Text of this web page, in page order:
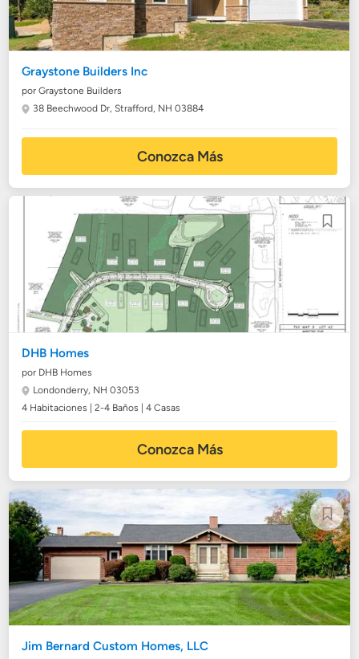
Graystone Builders Inc
por Graystone Builders
38 Beechwood Dr,Strafford, NH 03884
Conozca Más
DHB Homes
por DHB Homes
Londonderry, NH 03053
4 Habitaciones | 2-4 Baños | 4 Casas
Conozca Más
Jim Bernard Custom Homes, LLC